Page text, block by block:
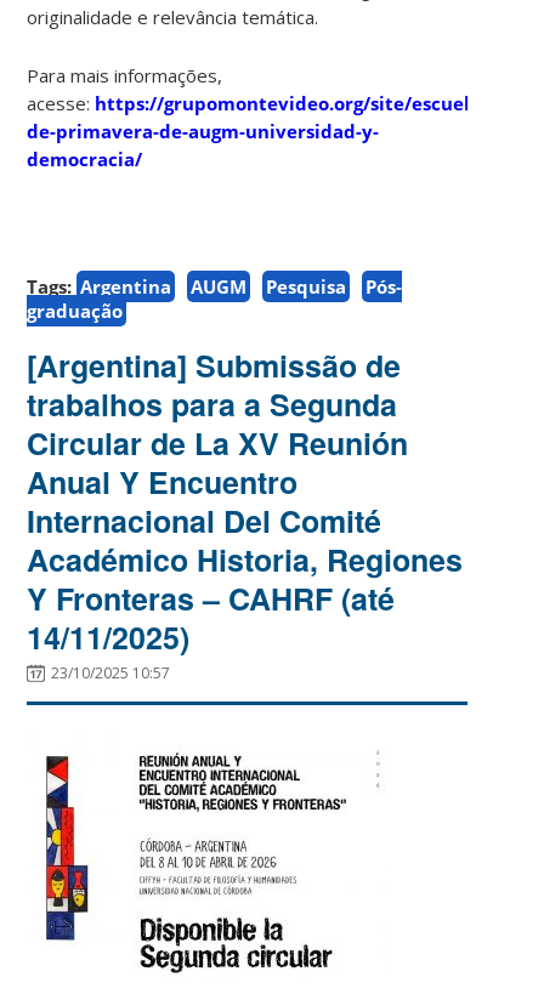
originalidade e relevância temática.
Para mais informações,
acesse: https://grupomontevideo.org/site/escuela-
de-primavera-de-augm-universidad-y-
democracia/
Tags: Argentina AUGM Pesquisa
Pós-
graduação
[Argentina] Submissão de
trabalhos para a Segunda
Circular de La XV Reunión
Anual Y Encuentro
Internacional Del Comité
Académico Historia, Regiones
Y Fronteras – CAHRF (até
14/11/2025)
23/10/2025 10:57